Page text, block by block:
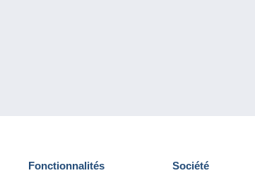
Fonctionnalités Société